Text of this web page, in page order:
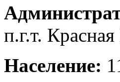
п.г.т.
Население: